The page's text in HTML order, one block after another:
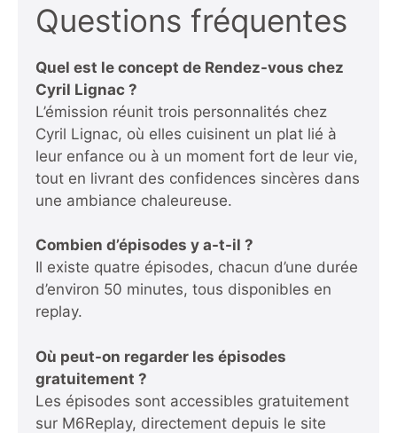
Questions fréquentes
Quel est le concept de Rendez-vous chez
Cyril Lignac ?
L’émission réunit trois personnalités chez
Cyril Lignac, où elles cuisinent un plat lié à
leur enfance ou à un moment fort de leur vie,
tout en livrant des confidences sincères dans
une ambiance chaleureuse.
Combien d’épisodes y a-t-il ?
Il existe quatre épisodes, chacun d’une durée
d’environ 50 minutes, tous disponibles en
replay.
Où peut-on regarder les épisodes
gratuitement ?
Les épisodes sont accessibles gratuitement
sur M6Replay, directement depuis le site